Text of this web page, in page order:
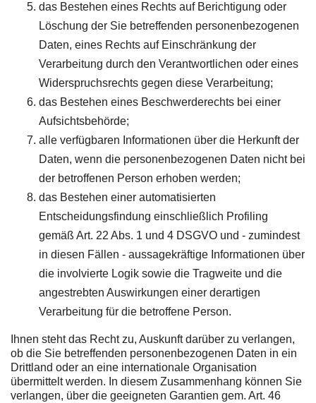
das Bestehen eines Rechts auf Berichtigung oder
Löschung der Sie betreffenden personenbezogenen
Daten, eines Rechts auf Einschränkung der
Verarbeitung durch den Verantwortlichen oder eines
Widerspruchsrechts gegen diese Verarbeitung;
das Bestehen eines Beschwerderechts bei einer
Aufsichtsbehörde;
alle verfügbaren Informationen über die Herkunft der
Daten, wenn die personenbezogenen Daten nicht bei
der betroffenen Person erhoben werden;
das Bestehen einer automatisierten
Entscheidungsfindung einschließlich Profiling
gemäß Art. 22 Abs. 1 und 4 DSGVO und - zumindest
in diesen Fällen - aussagekräftige Informationen über
die involvierte Logik sowie die Tragweite und die
angestrebten Auswirkungen einer derartigen
Verarbeitung für die betroffene Person.
Ihnen steht das Recht zu, Auskunft darüber zu verlangen,
ob die Sie betreffenden personenbezogenen Daten in ein
Drittland oder an eine internationale Organisation
übermittelt werden. In diesem Zusammenhang können Sie
verlangen, über die geeigneten Garantien gem. Art. 46